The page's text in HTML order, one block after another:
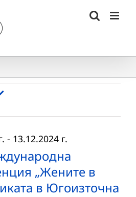
„Жените в
в Югоизточна
- 13.12.2024 г.